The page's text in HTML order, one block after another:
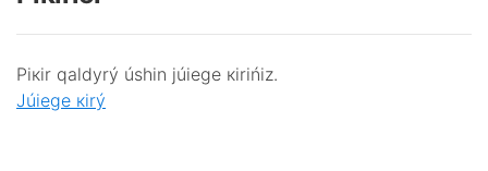
Pікіr qаldyrý úshіn júiеgе кіrіńіz.
Júiеgе кіrý